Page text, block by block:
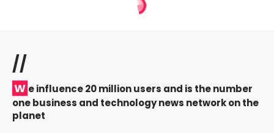
//
W e influence 20 million users and is the number
one business and technology news network on the
planet